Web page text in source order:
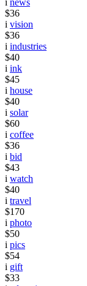
i news
$36
i vision
$36
i industries
$40
i ink
$45
i house
$40
i solar
$60
i coffee
$36
i bid
$43
i watch
$40
i travel
$170
i photo
$50
i pics
$54
i gift
$33